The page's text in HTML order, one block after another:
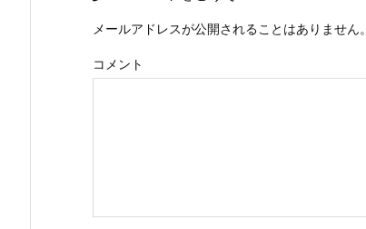
メールアドレスが公開されることはありません。
コメント